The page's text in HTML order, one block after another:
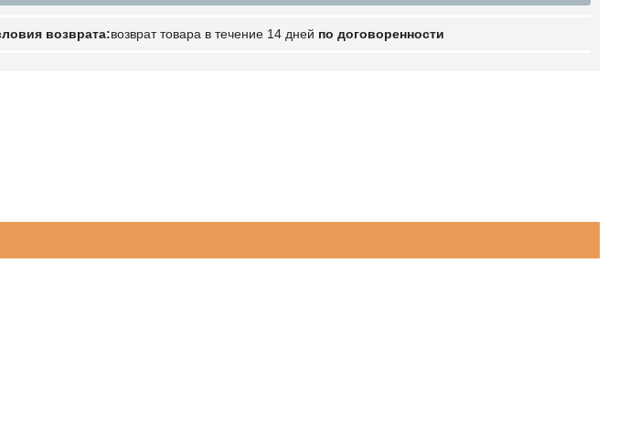
возврат товара в течение 14 дней по договоренности